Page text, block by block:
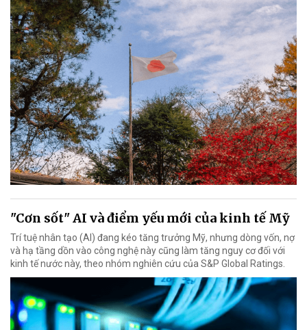
"Cơn sốt" AI và điểm yếu mới của kinh tế Mỹ
Trí tuệ nhân tạo (AI) đang kéo tăng trưởng Mỹ, nhưng dòng vốn, nợ
và hạ tầng dồn vào công nghệ này cũng làm tăng nguy cơ đối với
kinh tế nước này, theo nhóm nghiên cứu của S&P Global Ratings.